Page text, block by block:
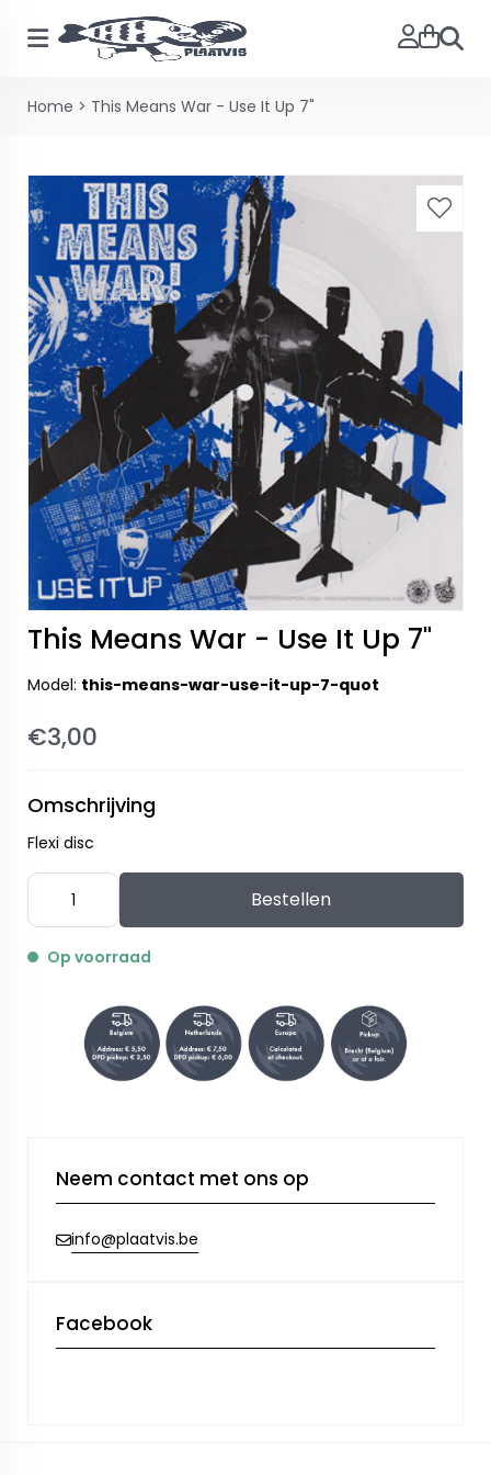
Home > This Means War - Use It Up 7"
This Means War - Use It Up 7"
Model: this-means-war-use-it-up-7-quot
€3,00
Omschrijving
Flexi disc
Bestellen
Op voorraad
Neem contact met ons op
info@plaatvis.be
Facebook